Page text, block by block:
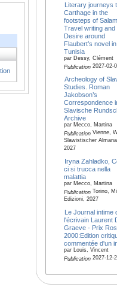
Literary journeys
Carthage in the
footsteps of
Travel writing and
Desire around
Flaubert’s novel in
Tunisia
par Dessy, Clément
Publication2027-02-
Archeology of
Studies. Roman
Jakobson’s
Correspondence
Slavische
Archive
par Mecco, Martina
PublicationVienne,
Slawistischer
2027
Iryna Zahladko,
ci si trucca nella
malattia
par Mecco, Martina
PublicationTorino,
Edizioni, 2027
Le Journal intime
l'écrivain Laurent
Graeve - Prix
2000:Edition
commentée d'un
par Louis, Vincent
Publication2027-12-